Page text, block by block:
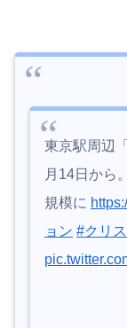
東京駅周辺
月14日から
規模に
ョン #クリ